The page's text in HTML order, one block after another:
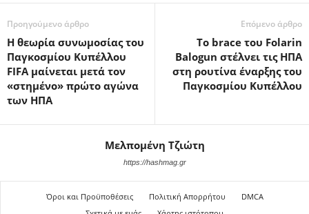
Προηγούμενο άρθρο
Η θεωρία συνωμοσίας του
Παγκοσμίου Κυπέλλου
FIFA μαίνεται μετά τον
«στημένο» πρώτο αγώνα
των ΗΠΑ
Επόμενο άρθρο
Το brace του Folarin
Balogun στέλνει τις ΗΠΑ
στη ρουτίνα έναρξης του
Παγκοσμίου Κυπέλλου
Μελπομένη Τζιώτη
https://hashmag.gr
Όροι και Προϋποθέσεις Πολιτική Απορρήτου
DMCA